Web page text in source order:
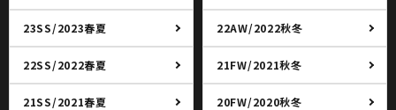
23SS/2023春夏 22AW/2022秋冬
22SS/2022春夏 21FW/2021秋冬
21SS/2021春夏 20FW/2020秋冬